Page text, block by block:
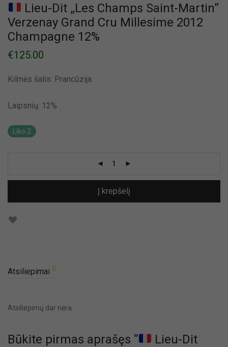
Lieu-Dit „Les Champs Saint-Martin”
Verzenay Grand Cru Millesime 2012
Champagne 12%
€125.00
Kilmės šalis: Prancūzija.
Laipsnių: 12%
Liko 2
Į krepšelį
Atsiliepimai 0
Atsiliepimų dar nėra.
Būkite pirmas aprašęs “
Lieu-Dit